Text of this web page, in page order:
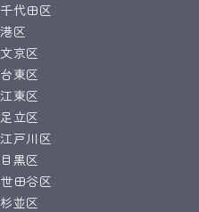
千代田区
港区
文京区
台東区
江東区
足立区
江戸川区
目黒区
世田谷区
杉並区